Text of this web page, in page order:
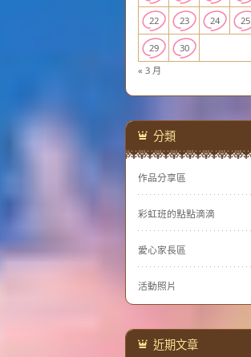
« 3 月
22 23 24 25
29 30
分類
作品分享區
彩虹班的點點滴滴
愛心家長區
活動照片
近期文章